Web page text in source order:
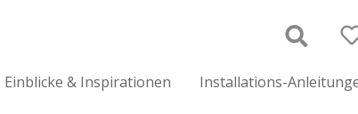
Einblicke & Inspirationen Installations-